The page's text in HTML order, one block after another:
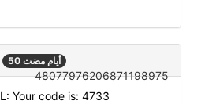
50 أيام مضت
48077976206871198975
Your code is: 4733